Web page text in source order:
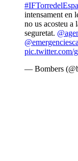
intensament en
no us acosteu a
seguretat.
pic.twitter.com/
— Bombers